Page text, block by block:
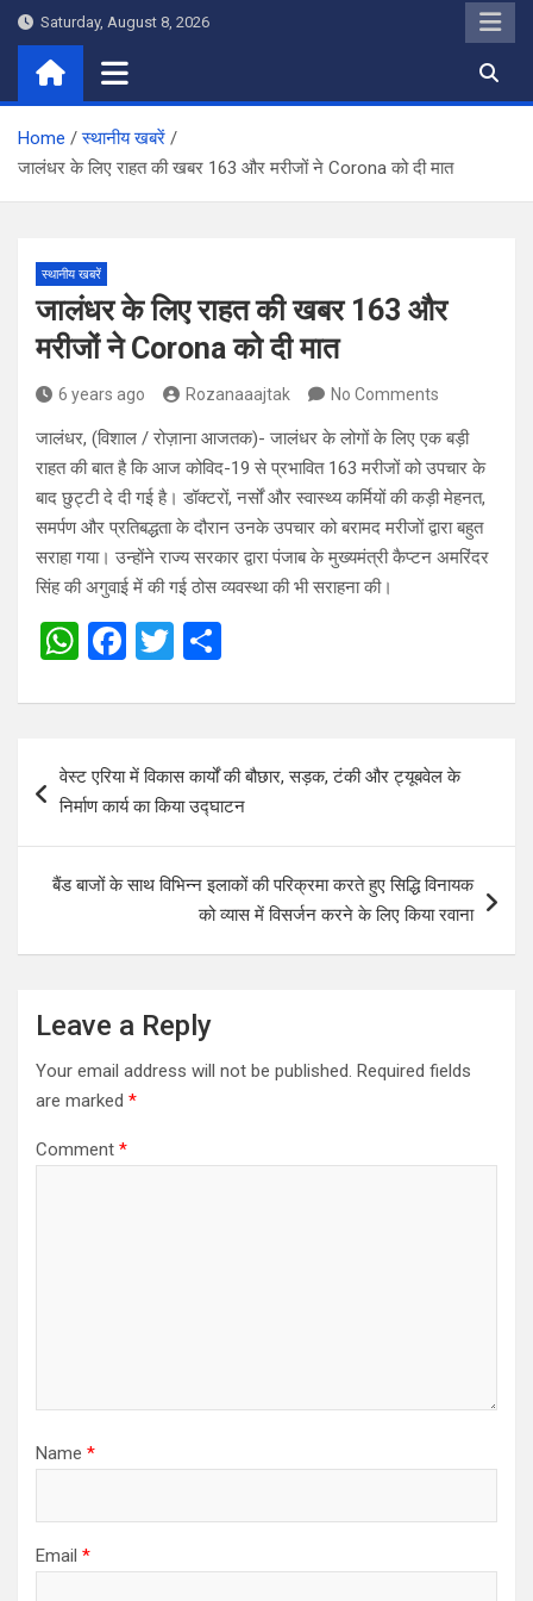
Skip
content
Saturday, August 8, 2026
Home
स्थानीय खबरें
जालंधर के लिए राहत की खबर 163 और मरीजों ने Corona को दी मात
स्थानीय खबरें
जालंधर के लिए राहत की खबर 163 और
मरीजों ने Corona को दी मात
6 years ago Rozanaaajtak No Comments
जालंधर, (विशाल / रोज़ाना आजतक)- जालंधर के लोगों के लिए एक बड़ी
राहत की बात है कि आज कोविद-19 से प्रभावित 163 मरीजों को उपचार के
बाद छुट्टी दे दी गई है। डॉक्टरों, नर्सों और स्वास्थ्य कर्मियों की कड़ी मेहनत,
समर्पण और प्रतिबद्धता के दौरान उनके उपचार को बरामद मरीजों द्वारा बहुत
सराहा गया। उन्होंने राज्य सरकार द्वारा पंजाब के मुख्यमंत्री कैप्टन अमरिंदर
सिंह की अगुवाई में की गई ठोस व्यवस्था की भी सराहना की।
W
at
A
p
F
ce
b
o
k
T
tt ar
e
navigation
वेस्ट एरिया में विकास कार्यों की बौछार, सड़क, टंकी और ट्यूबवेल के
निर्माण कार्य का किया उद्घाटन
बैंड बाजों के साथ विभिन्न इलाकों की परिक्रमा करते हुए सिद्धि विनायक
को व्यास में विसर्जन करने के लिए किया रवाना
Leave a Reply
Your email address will not be published. Required fields
are marked *
Comment *
Name *
Email *